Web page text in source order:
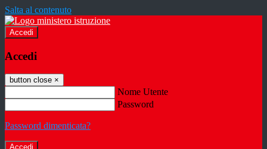
Salta al contenuto
Accedi
Accedi
button close ×
Nome Utente
Password
Password dimenticata?